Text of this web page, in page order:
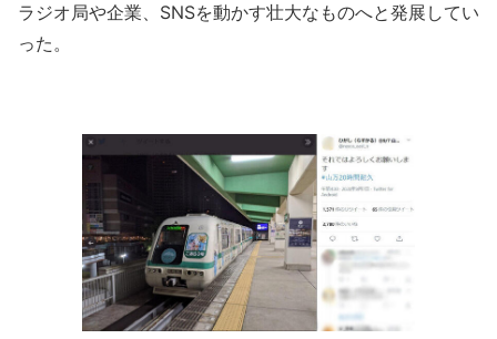
ラジオ局や企業、SNSを動かす壮大なものへと発展してい
った。